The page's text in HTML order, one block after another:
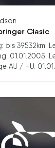
Clasic
bis 39532km;
01.01.2005;
AU / HU: